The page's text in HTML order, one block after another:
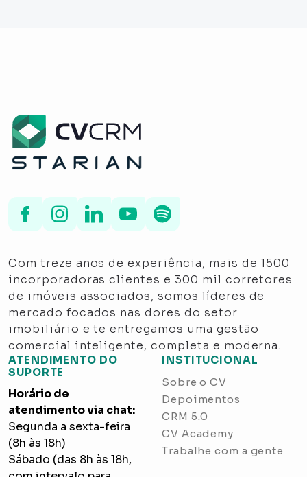
Com treze anos de experiência, mais de 1500
incorporadoras clientes e 300 mil corretores
de imóveis associados, somos líderes de
mercado focados nas dores do setor
imobiliário e te entregamos uma gestão
comercial inteligente, completa e moderna.
INSTITUCIONAL
Sobre o CV
Depoimentos
CRM 5.0
CV Academy
Trabalhe com a gente
ATENDIMENTO DO
SUPORTE
Horário de
atendimento via chat:
Segunda a sexta-feira
(8h às 18h)
Sábado (das 8h às 18h,